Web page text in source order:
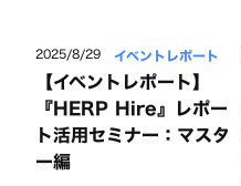
2025/8/29 イベントレポート
【イベントレポート】
『HERP Hire』レポー
ト活用セミナー：マスタ
ー編